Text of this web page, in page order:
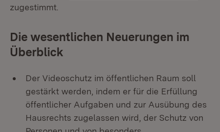
zugestimmt.
Die wesentlichen Neuerungen im
Überblick
Der Videoschutz im öffentlichen Raum soll
gestärkt werden, indem er für die Erfüllung
öffentlicher Aufgaben und zur Ausübung des
Hausrechts zugelassen wird, der Schutz von